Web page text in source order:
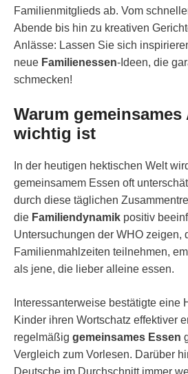
Familienmitglieds ab. Vom
Abende bis hin zu kreativen
Anlässe: Lassen Sie sich
neue Familienessen-Ideen, die
schmecken!
Warum gemeinsames
wichtig ist
In der heutigen hektischen Welt
gemeinsamem Essen oft
durch diese täglichen
die Familiendynamik positiv
Untersuchungen der WHO zeigen,
Familienmahlzeiten teilnehmen,
als jene, die lieber alleine essen.
Interessanterweise bestätigte eine
Kinder ihren Wortschatz effektiver
regelmäßig gemeinsames Essen
Vergleich zum Vorlesen. Darüber
Deutsche im Durchschnitt immer